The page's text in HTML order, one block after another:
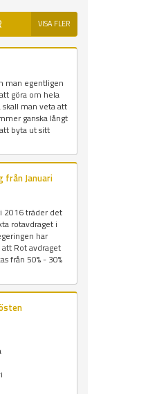
VISA FLER
man egentligen
göra om hela
skall man veta att
ganska långt
byta ut sitt
från Januari
2016 träder det
rotavdraget i
har
Rot avdraget
från 50% - 30%